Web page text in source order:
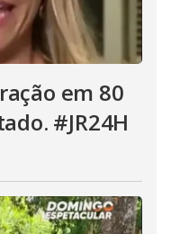
em 80
#JR24H